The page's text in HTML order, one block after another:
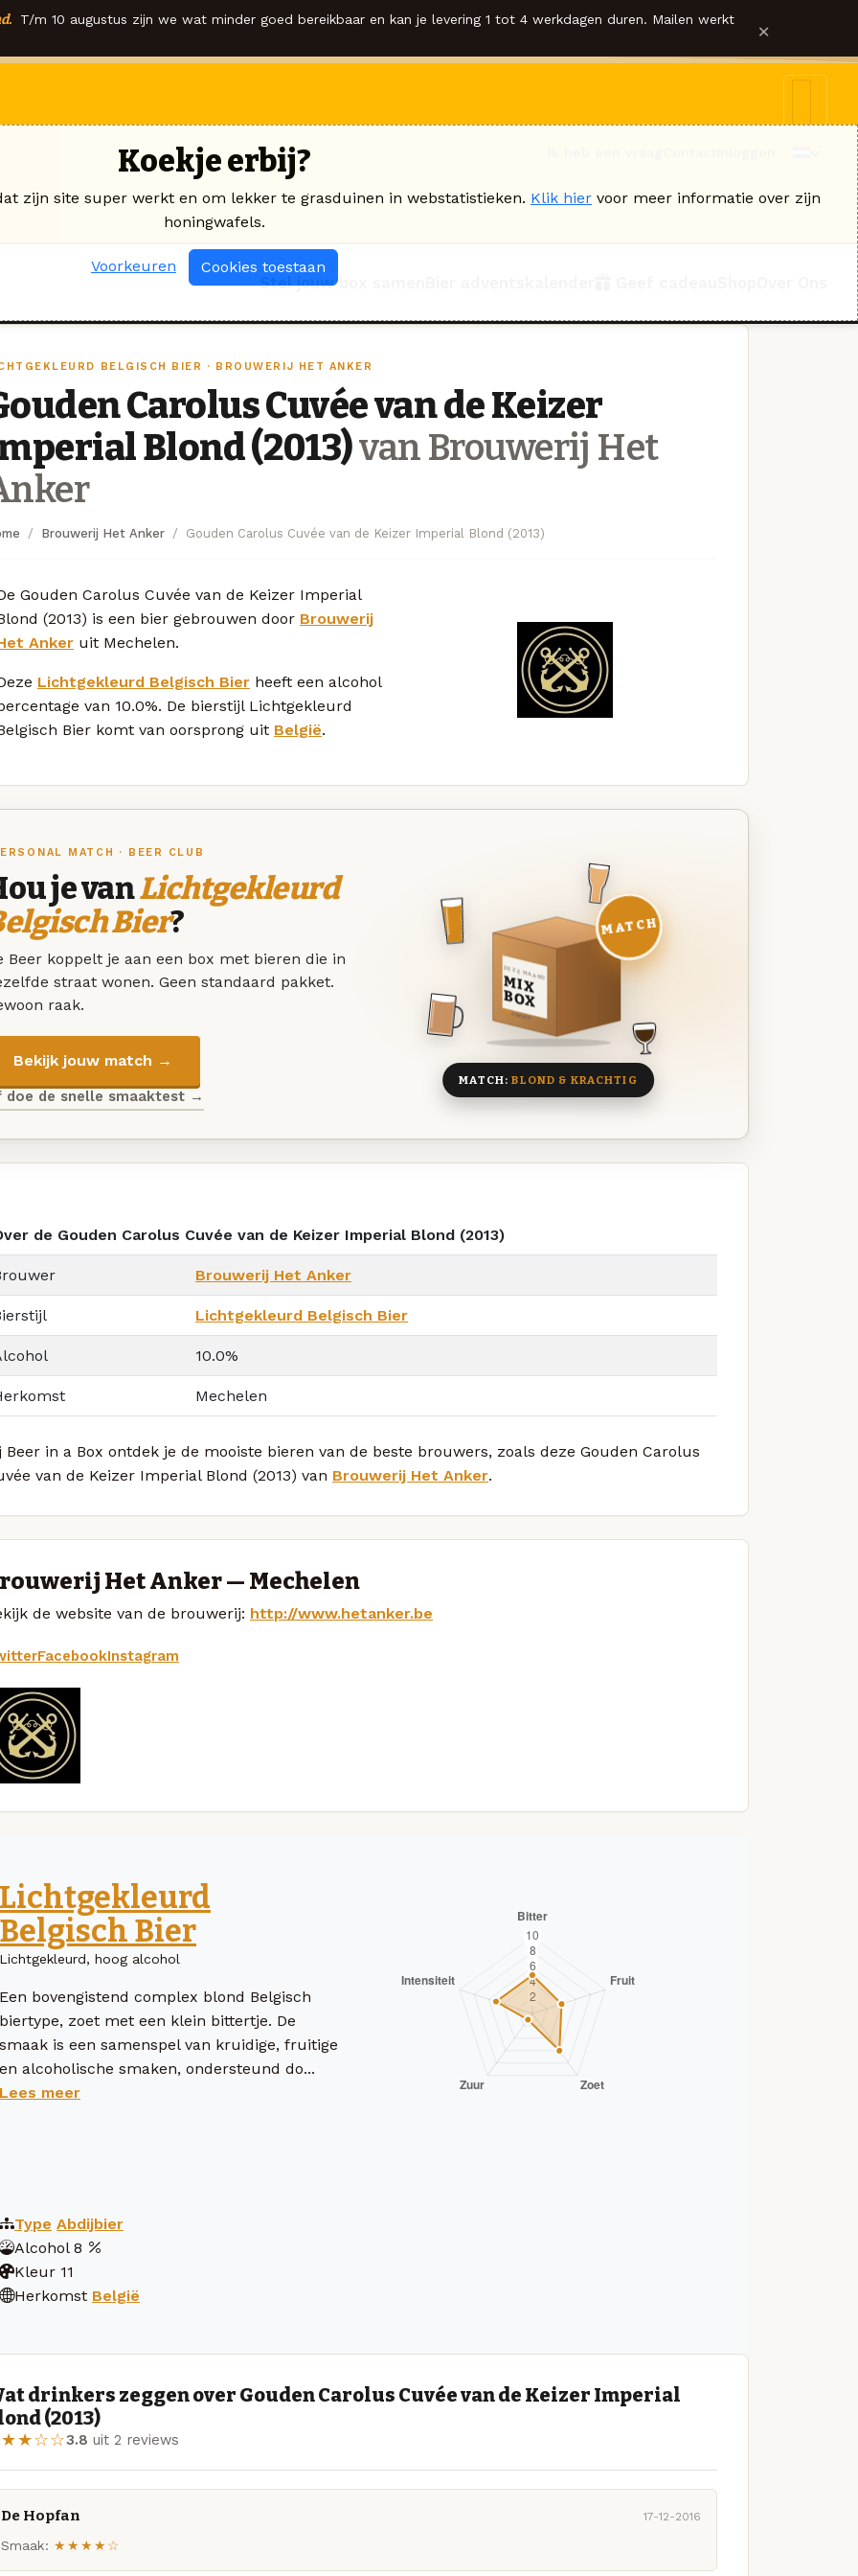
T/m 10 augustus zijn we wat minder goed bereikbaar en kan je levering 1 tot 4 werkdagen duren. Mailen werkt ×
Stel jouw box samen
BELGISCH BIER · BROUWERIJ HET ANKER
Carolus Cuvée van de Keizer
Blond (2013)van Brouwerij Het
Brouwerij Het Anker Gouden Carolus Cuvée van de Keizer Imperial Blond (2013)
Gouden Carolus Cuvée van de Keizer Imperial
(2013) is een bier gebrouwen door Brouwerij
Anker uit Mechelen.
Lichtgekleurd Belgisch Bier heeft een alcohol
van 10.0%. De bierstijl Lichtgekleurd
Bier komt van oorsprong uit België.
MATCH · BEER CLUB
je vanLichtgekleurd
Bier?
Beer koppelt je aan een box met bieren die in
straat wonen. Geen standaard pakket.
raak.
Bekijk jouw match →
doe de snelle smaaktest →
DEZE MAAND
MIX
BOX
8 BIEREN
MATCH
MATCH:BLOND & KRACHTIG
de Gouden Carolus Cuvée van de Keizer Imperial Blond (2013)
Brouwerij Het Anker
Lichtgekleurd Belgisch Bier
10.0%
Mechelen
Beer in a Box ontdek je de mooiste bieren van de beste brouwers, zoals deze Gouden Carolus
van de Keizer Imperial Blond (2013) van Brouwerij Het Anker.
Het Anker — Mechelen
de website van de brouwerij: http://www.hetanker.be
FacebookInstagram
Lichtgekleurd
Belgisch Bier
Lichtgekleurd, hoog alcohol
Een bovengistend complex blond Belgisch
biertype, zoet met een klein bittertje. De
smaak is een samenspel van kruidige, fruitige
en alcoholische smaken, ondersteund do...
Lees meer
Type Abdijbier
Alcohol 8
Kleur 11
Herkomst België
drinkers zeggen over Gouden Carolus Cuvée van de Keizer Imperial
(2013)
3.8 uit 2 reviews
De Hopfan 17-12-2016
Smaak: ★★★★☆
Koekje erbij?
zijn site super werkt en om lekker te grasduinen in webstatistieken. Klik hier voor meer informatie over zijn
honingwafels.
Voorkeuren Cookies toestaan